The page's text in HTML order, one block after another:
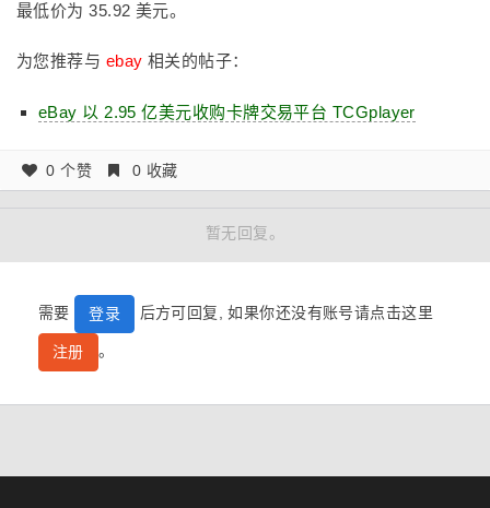
最低价为 35.92 美元。
为您推荐与 ebay 相关的帖子：
eBay 以 2.95 亿美元收购卡牌交易平台 TCGplayer
0 个赞 0 收藏
暂无回复。
需要 登录 后方可回复, 如果你还没有账号请点击这里
注册 。